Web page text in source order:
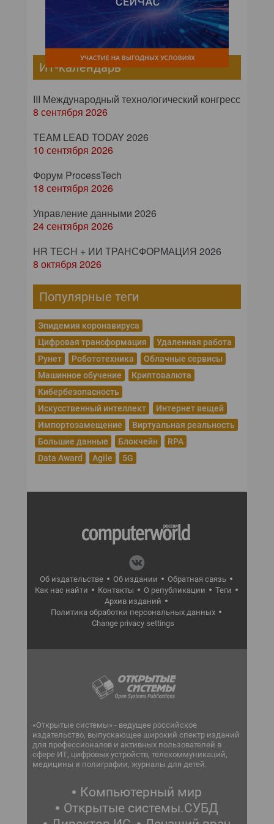
ИТ-календарь
III Международный технологический конгресс
8 сентября 2026
TEAM LEAD TODAY 2026
10 сентября 2026
Форум ProcessTech
18 сентября 2026
Управление данными 2026
24 сентября 2026
HR TECH + ИИ ТРАНСФОРМАЦИЯ 2026
8 октября 2026
Популярные теги
Эпидемия коронавируса
Цифровая трансформация
Удаленная работа
Рунет
Робототехника
Облачные сервисы
Машинное обучение
Криптовалюта
Кибербезопасность
Искусственный интеллект
Интернет вещей
Импортозамещение
Виртуальная реальность
Большие данные
Блокчейн
RPA
Data Award
Agile 5G
Об издательстве Об издании
Обратная связь
Как нас найти
Контакты О републикации
Теги
Архив изданий
Политика обработки персональных данных
Change privacy settings
«Открытые системы» - ведущее российское
издательство, выпускающее широкий спектр изданий
для профессионалов и активных пользователей в
сфере ИТ, цифровых устройств, телекоммуникаций,
медицины и полиграфии, журналы для детей.
Компьютерный мир
Открытые системы.СУБД